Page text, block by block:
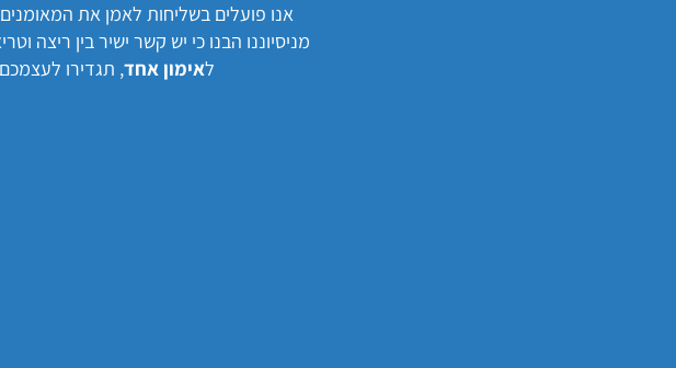
אנו פועלים בשליחות לאמן את
מניסיוננו הבנו כי יש קשר ישיר בין ריצה
לאימון אחד, תגדירו לעצמכם